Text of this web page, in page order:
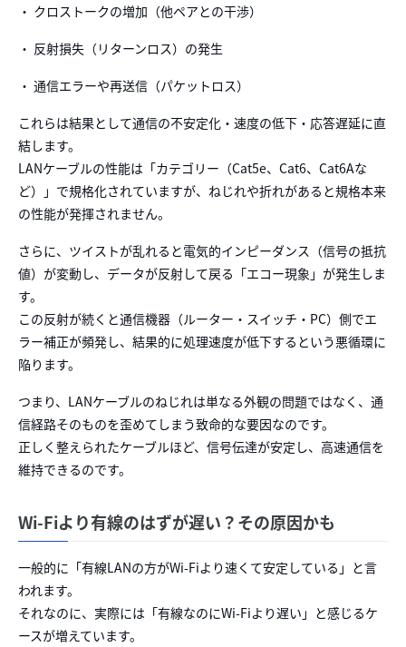
・ クロストークの増加（他ペアとの干渉）
・ 反射損失（リターンロス）の発生
・ 通信エラーや再送信（パケットロス）
これらは結果として通信の不安定化・速度の低下・応答遅延に直
結します。
LANケーブルの性能は「カテゴリー（Cat5e、Cat6、Cat6Aな
ど）」で規格化されていますが、ねじれや折れがあると規格本来
の性能が発揮されません。
さらに、ツイストが乱れると電気的インピーダンス（信号の抵抗
値）が変動し、データが反射して戻る「エコー現象」が発生しま
す。
この反射が続くと通信機器（ルーター・スイッチ・PC）側でエ
ラー補正が頻発し、結果的に処理速度が低下するという悪循環に
陥ります。
つまり、LANケーブルのねじれは単なる外観の問題ではなく、通
信経路そのものを歪めてしまう致命的な要因なのです。
正しく整えられたケーブルほど、信号伝達が安定し、高速通信を
維持できるのです。
Wi-Fiより有線のはずが遅い？その原因かも
一般的に「有線LANの方がWi-Fiより速くて安定している」と言
われます。
それなのに、実際には「有線なのにWi-Fiより遅い」と感じるケ
ースが増えています。